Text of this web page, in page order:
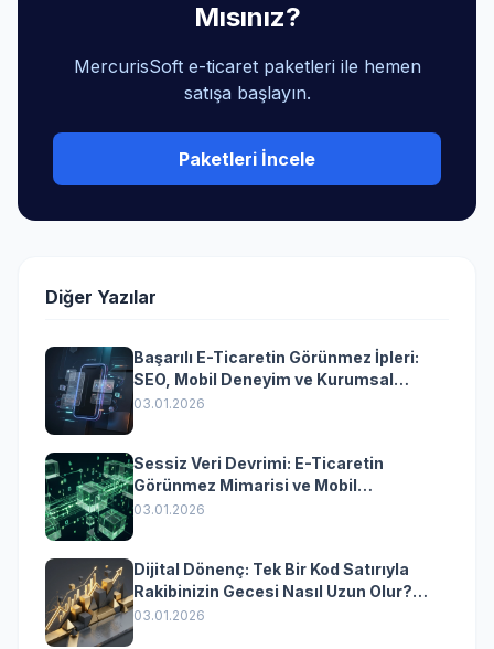
Mısınız?
MercurisSoft e-ticaret paketleri ile hemen
satışa başlayın.
Paketleri İncele
Diğer Yazılar
Başarılı E-Ticaretin Görünmez İpleri:
SEO, Mobil Deneyim ve Kurumsal
Yazılımın Kazandıran Senkronizasyonu
03.01.2026
Sessiz Veri Devrimi: E-Ticaretin
Görünmez Mimarisi ve Mobil
Dönüşümün Kurumsal Anahtarı
03.01.2026
Dijital Dönenç: Tek Bir Kod Satırıyla
Rakibinizin Gecesi Nasıl Uzun Olur?
(Kurumsal Yazılımın Güçlü Rolü)
03.01.2026